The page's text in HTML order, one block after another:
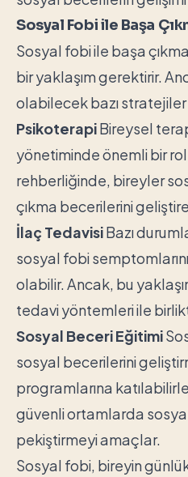
Sosyal Fobi ile Başa
Sosyal fobi ile başa
bir yaklaşım gerektirir.
olabilecek bazı stratejiler
PsikoterapiBireysel
yönetiminde önemli bir
rehberliğinde, bireyler
çıkma becerilerini
İlaç TedavisiBazı
sosyal fobi
olabilir. Ancak, bu
tedavi yöntemleri ile
Sosyal Beceri Eğitimi
sosyal becerilerini
programlarına
güvenli ortamlarda
pekiştirmeyi amaçlar.
Sosyal fobi, bireyin